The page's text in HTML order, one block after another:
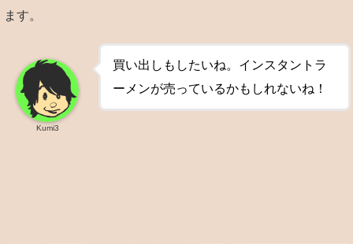
ます。
買い出しもしたいね。インスタントラ
ーメンが売っているかもしれないね！
Kumi3